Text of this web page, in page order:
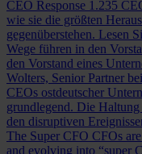
CEO Response 1.235
wie sie die größten
gegenüberstehen. Lesen
Wege führen in den
den Vorstand eines
Wolters, Senior Partner
CEOs ostdeutscher
grundlegend. Die
den disruptiven
The Super CFO CFOs
and evolving into “super